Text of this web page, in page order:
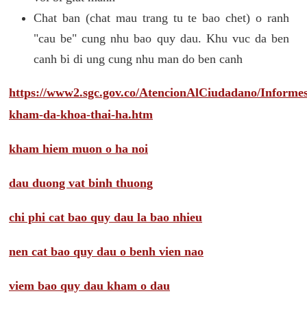
Chat ban (chat mau trang tu te bao chet) o ranh
"cau be" cung nhu bao quy dau. Khu vuc da ben
canh bi di ung cung nhu man do ben canh
https://www2.sgc.gov.co/AtencionAlCiudadano/
kham-da-khoa-thai-ha.htm
kham hiem muon o ha noi
dau duong vat binh thuong
chi phi cat bao quy dau la bao nhieu
nen cat bao quy dau o benh vien nao
viem bao quy dau kham o dau